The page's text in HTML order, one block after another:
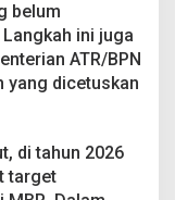
belum
ini juga
ATR/BPN
yang dicetuskan
di tahun 2026
target